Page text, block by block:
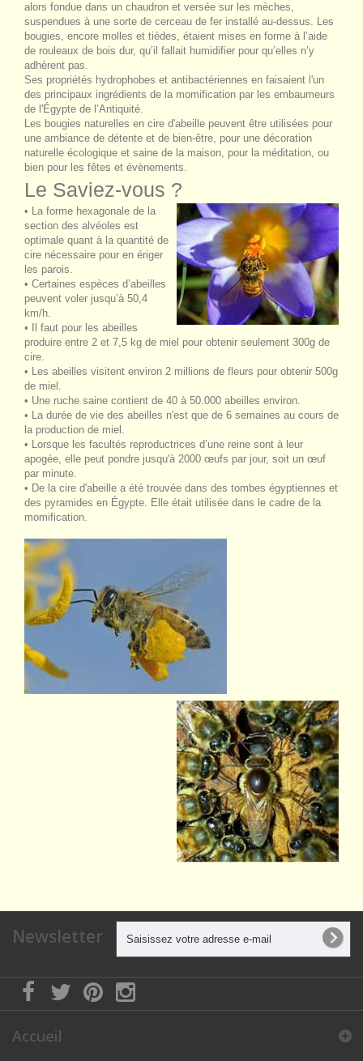
alors fondue dans un chaudron et versée sur les mèches,
suspendues à une sorte de cerceau de fer installé au-dessus. Les
bougies, encore molles et tièdes, étaient mises en forme à l’aide
de rouleaux de bois dur, qu’il fallait humidifier pour qu’elles n’y
adhèrent pas.
Ses propriétés hydrophobes et antibactériennes en faisaient l'un
des principaux ingrédients de la momification par les embaumeurs
de l'Égypte de l’Antiquité.
Les bougies naturelles en cire d'abeille peuvent être utilisées pour
une ambiance de détente et de bien-être, pour une décoration
naturelle écologique et saine de la maison, pour la méditation, ou
bien pour les fêtes et évènements.
Le Saviez-vous ?
• La forme hexagonale de la
section des alvéoles est
optimale quant à la quantité de
cire nécessaire pour en ériger
les parois.
• Certaines espèces d’abeilles
peuvent voler jusqu’à 50,4
km/h.
• Il faut pour les abeilles
produire entre 2 et 7,5 kg de miel pour obtenir seulement 300g de
cire.
• Les abeilles visitent environ 2 millions de fleurs pour obtenir 500g
de miel.
• Une ruche saine contient de 40 à 50.000 abeilles environ.
• La durée de vie des abeilles n'est que de 6 semaines au cours de
la production de miel.
• Lorsque les facultés reproductrices d’une reine sont à leur
apogée, elle peut pondre jusqu'à 2000 œufs par jour, soit un œuf
par minute.
• De la cire d'abeille a été trouvée dans des tombes égyptiennes et
des pyramides en Égypte. Elle était utilisée dans le cadre de la
momification.
Newsletter
Accueil